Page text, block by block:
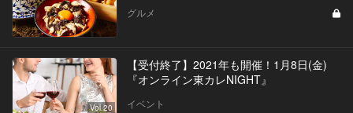
グルメ
Vol.20
【受付終了】2021年も開催！1月8日(金)
『オンライン東カレNIGHT』
イベント